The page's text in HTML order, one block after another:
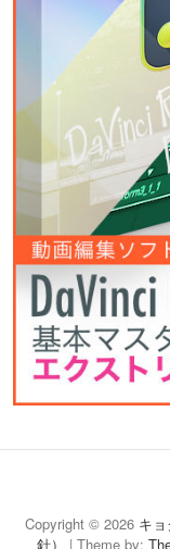
Copyright © 2026 キ
針）
| Theme by: